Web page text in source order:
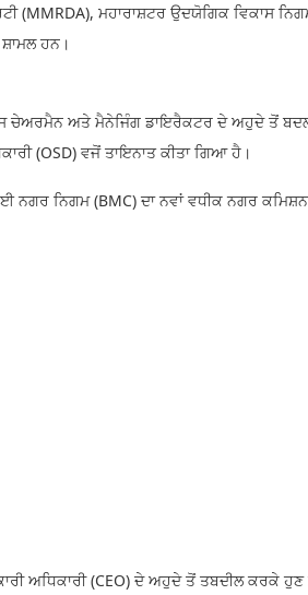
(MMRDA), ਮਹਾਰਾਸ਼ਟਰ ਉਦਯੋਗਿਕ ਵਿਕਾਸ
ਹਨ।
ਚੇਅਰਮੈਨ ਅਤੇ ਮੈਨੇਜਿੰਗ ਡਾਇਰੈਕਟਰ ਦੇ ਅਹੁਦੇ ਤੋਂ
(OSD) ਵਜੋਂ ਤਾਇਨਾਤ ਕੀਤਾ ਗਿਆ ਹੈ।
ਨਗਰ ਨਿਗਮ (BMC) ਦਾ ਨਵਾਂ ਵਧੀਕ ਨਗਰ
ਅਧਿਕਾਰੀ (CEO) ਦੇ ਅਹੁਦੇ ਤੋਂ ਤਬਦੀਲ ਕਰਕੇ